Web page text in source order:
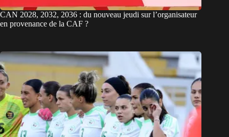
CAN 2028, 2032, 2036 : du nouveau jeudi sur l’organisateur
en provenance de la CAF ?